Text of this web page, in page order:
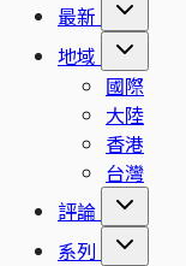
最新
地域
國際
大陸
香港
台灣
評論
系列